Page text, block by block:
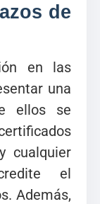
de
en las
una
ellos se
cualquier
el
Además,